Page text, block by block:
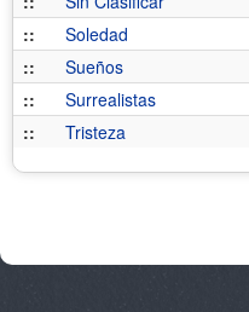
::
Soledad
::
Sueños
::
Surrealistas
::
Tristeza